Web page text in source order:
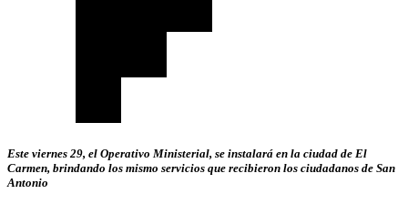
Este viernes 29, el Operativo Ministerial, se instalará en la ciudad de El
Carmen, brindando los mismo servicios que recibieron los ciudadanos de San
Antonio